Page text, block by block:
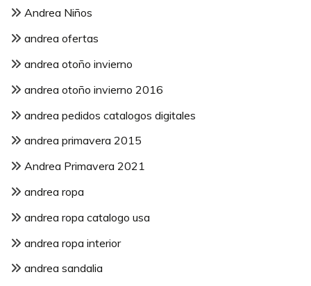
Andrea Niños
andrea ofertas
andrea otoño invierno
andrea otoño invierno 2016
andrea pedidos catalogos digitales
andrea primavera 2015
Andrea Primavera 2021
andrea ropa
andrea ropa catalogo usa
andrea ropa interior
andrea sandalia